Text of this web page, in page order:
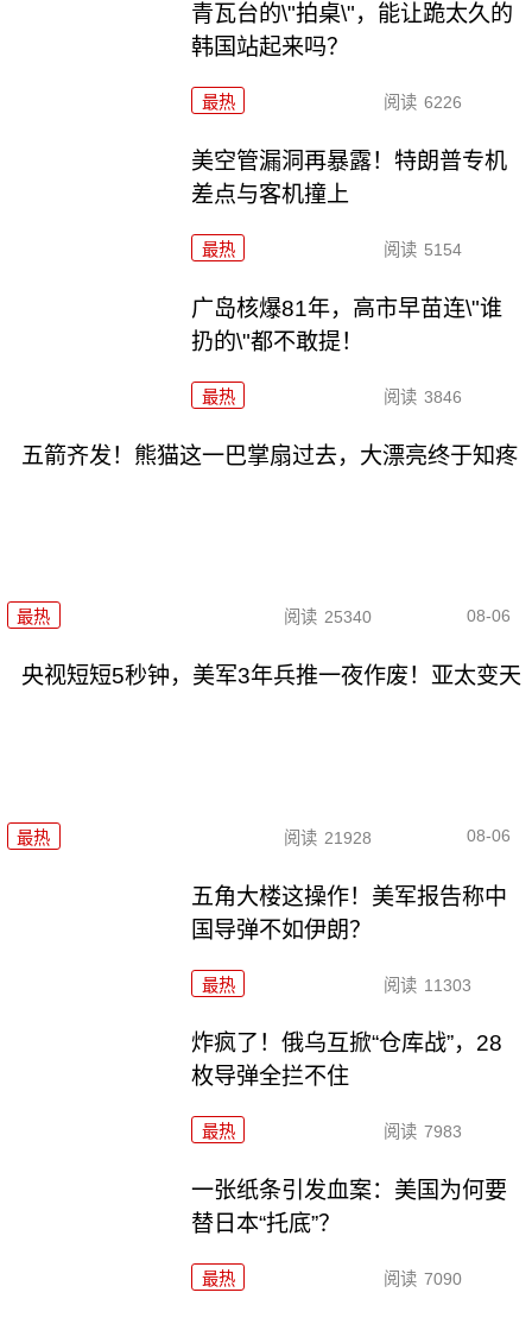
青瓦台的\"拍桌\"，能让跪太久的
韩国站起来吗？
最热 阅读 6226
美空管漏洞再暴露！特朗普专机
差点与客机撞上
最热 阅读 5154
广岛核爆81年，高市早苗连\"谁
扔的\"都不敢提！
最热 阅读 3846
五箭齐发！熊猫这一巴掌扇过去，大漂亮终于知疼
最热 阅读 25340 08-06
央视短短5秒钟，美军3年兵推一夜作废！亚太变天
最热 阅读 21928 08-06
五角大楼这操作！美军报告称中
国导弹不如伊朗？
最热 阅读 11303
炸疯了！俄乌互掀“仓库战”，28
枚导弹全拦不住
最热 阅读 7983
一张纸条引发血案：美国为何要
替日本“托底”？
最热 阅读 7090